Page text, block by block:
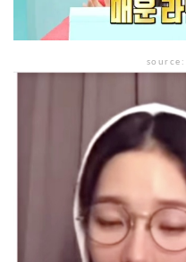
source: